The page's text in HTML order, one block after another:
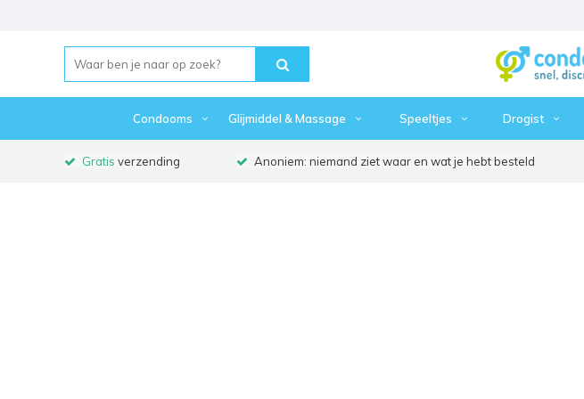
Condooms Glijmiddel & Massage Speeltjes Drogist
Gratis verzending Anoniem: niemand ziet waar en wat je hebt besteld